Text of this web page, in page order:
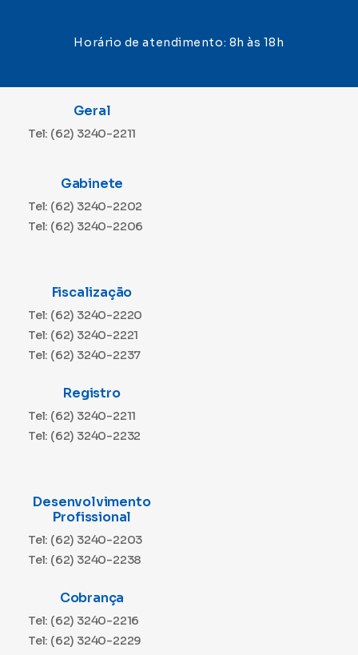
Horário de atendimento: 8h às 18h
Geral
Tel: (62) 3240-2211
Gabinete
Tel: (62) 3240-2202
Tel: (62) 3240-2206
Fiscalização
Tel: (62) 3240-2220
Tel: (62) 3240-2221
Tel: (62) 3240-2237
Registro
Tel: (62) 3240-2211
Tel: (62) 3240-2232
Desenvolvimento
Profissional
Tel: (62) 3240-2203
Tel: (62) 3240-2238
Cobrança
Tel: (62) 3240-2216
Tel: (62) 3240-2229